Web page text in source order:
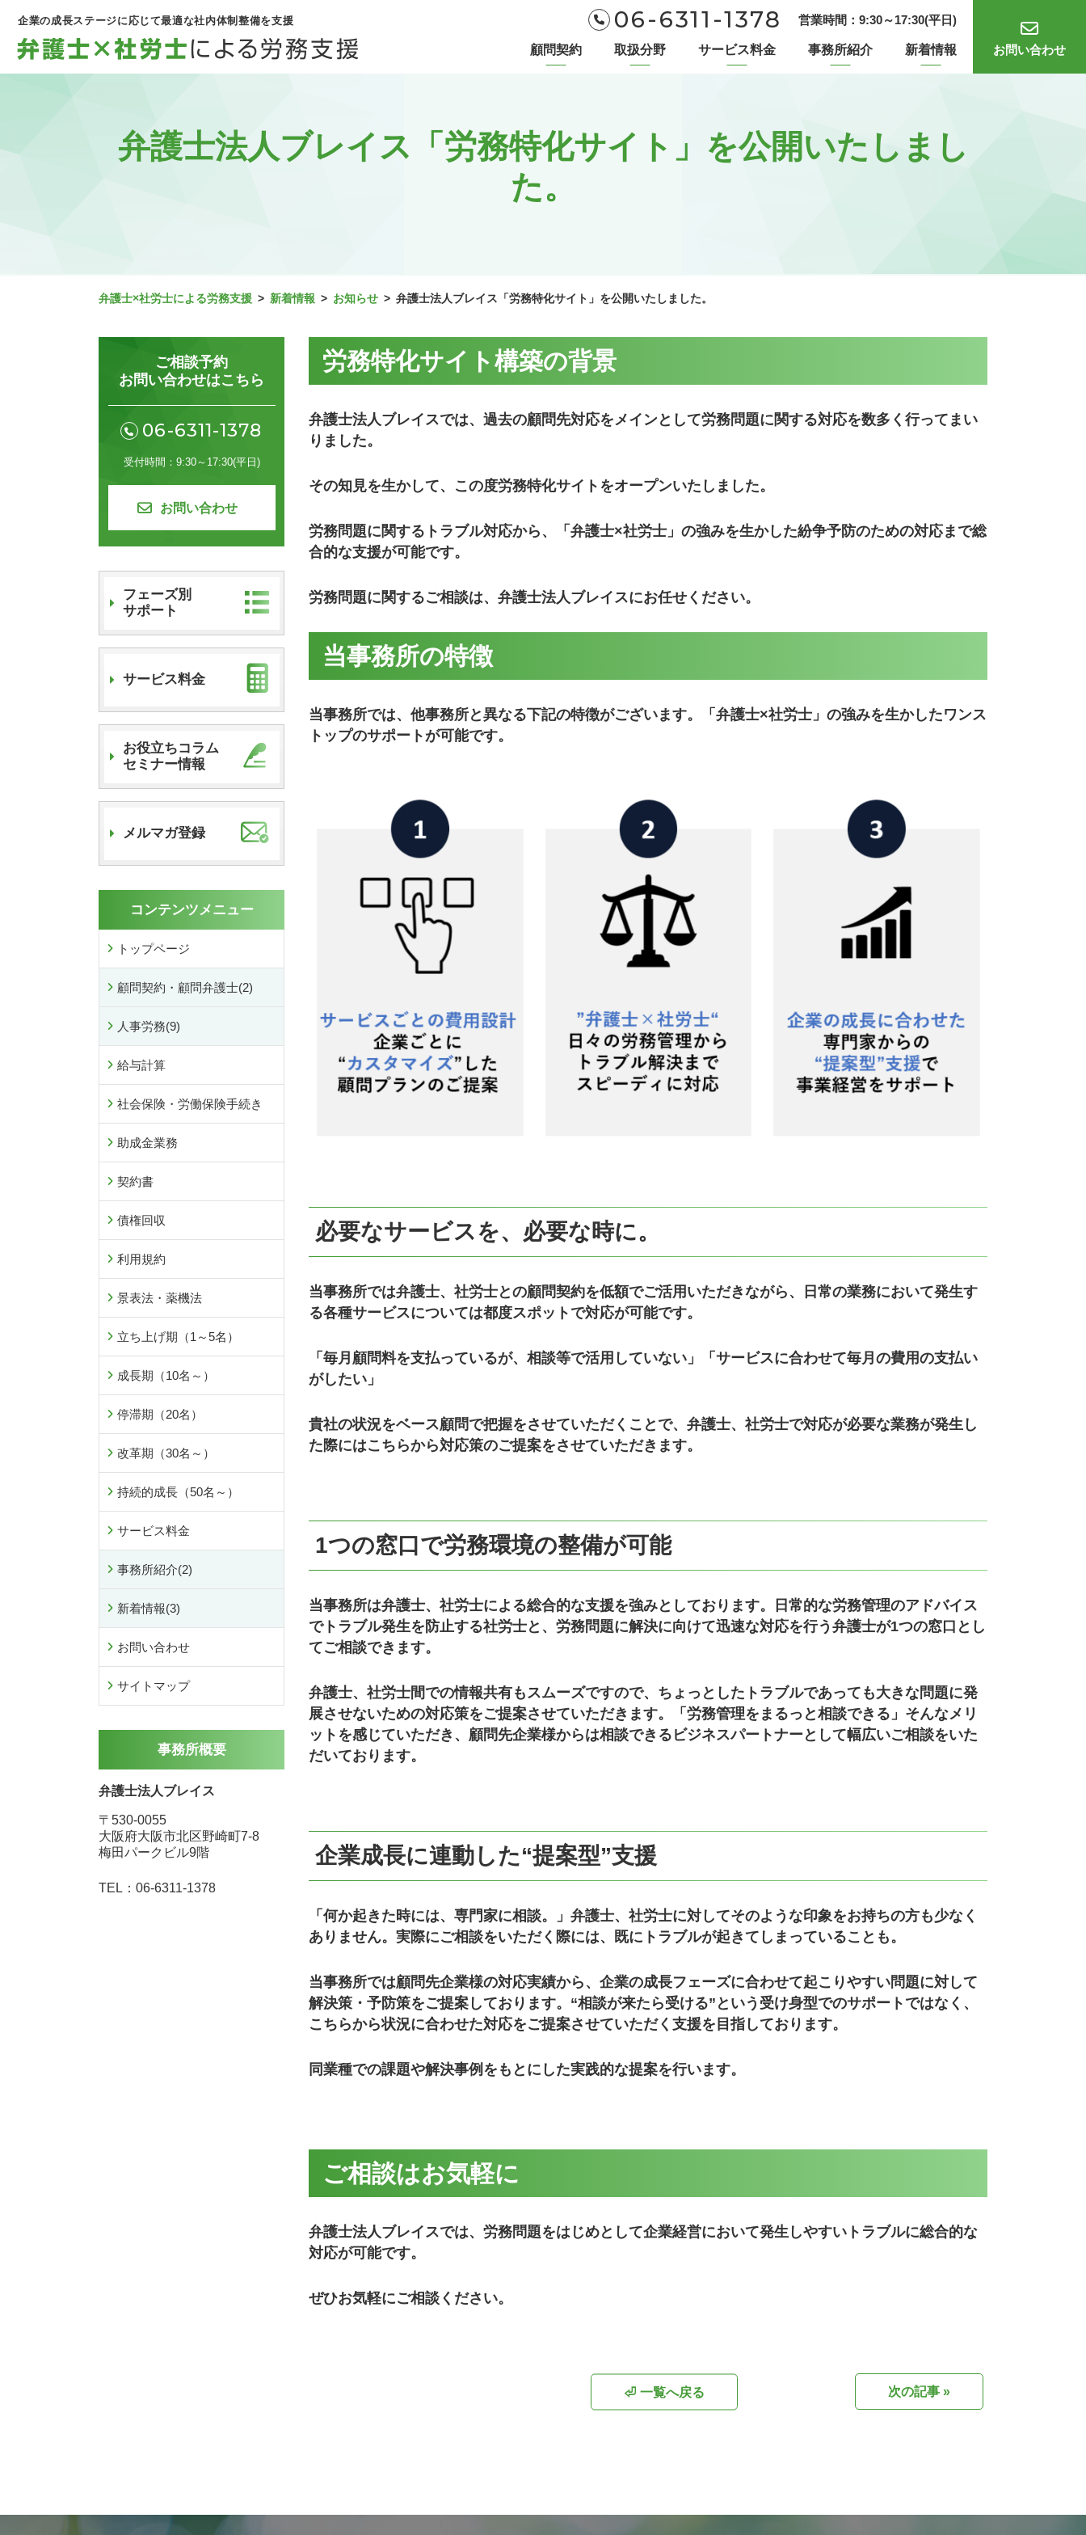
企業の成長ステージに応じて最適な社内体制整備を支援 06-6311-1378 9:30～17:30(平日)
顧問契約 取扱分野 サービス料金 事務所紹介 新着情報 お問い合わせ
弁護士法人ブレイス「労務特化サイト」を公開いたしまし
た。
弁護士×社労士による労務支援 > 新着情報 > お知らせ > 弁護士法人ブレイス「労務特化サイト」を公開いたしました。
労務特化サイト構築の背景
弁護士法人ブレイスでは、過去の顧問先対応をメインとして労務問題に関する対応を数多く行ってまい
りました。
その知見を生かして、この度労務特化サイトをオープンいたしました。
労務問題に関するトラブル対応から、「弁護士×社労士」の強みを生かした紛争予防のための対応まで総
合的な支援が可能です。
労務問題に関するご相談は、弁護士法人ブレイスにお任せください。
当事務所の特徴
当事務所では、他事務所と異なる下記の特徴がございます。「弁護士×社労士」の強みを生かしたワンス
トップのサポートが可能です。
必要なサービスを、必要な時に。
当事務所では弁護士、社労士との顧問契約を低額でご活用いただきながら、
日常の業務において発生す
る各種サービスについては都度スポットで対応が可能です。
「毎月顧問料を支払っているが、相談等で活用していない」
「サービスに合わせて毎月の費用の支払い
がしたい」
貴社の状況をベース顧問で把握をさせていただくことで、 弁護士、社労士で対応が必要な業務が発生し
た際にはこちらから対応策のご提案をさせていただきます。
1つの窓口で労務環境の整備が可能
当事務所は弁護士、社労士による総合的な支援を強みとしております。
日常的な労務管理のアドバイス
でトラブル発生を防止する社労士と、労務問題に解決に向けて迅速な対応を行う弁護士が1つの窓口とし
てご相談できます。
弁護士、社労士間での情報共有もスムーズですので、ちょっとしたトラブルであっても大きな問題に発
展させないための対応策をご提案させていただきます。「労務管理をまるっと相談できる」そんなメリ
ットを感じていただき、顧問先企業様からは相談できるビジネスパートナーとして幅広いご相談をいた
だいております。
企業成長に連動した“提案型”支援
「何か起きた時には、専門家に相談。」弁護士、社労士に対してそのような印象をお持ちの方も少なく
ありません。実際にご相談をいただく際には、既にトラブルが起きてしまっていることも。
当事務所では顧問先企業様の対応実績から、企業の成長フェーズに合わせて起こりやすい問題に対して
解決策・予防策をご提案しております。 “相談が来たら受ける”という受け身型でのサポートではなく、
こちらから状況に合わせた対応をご提案させていただく支援を目指しております。
同業種での課題や解決事例をもとにした実践的な提案を行います。
ご相談はお気軽に
弁護士法人ブレイスでは、労務問題をはじめとして企業経営において発生しやすいトラブルに総合的な
対応が可能です。
ぜひお気軽にご相談ください。
⏎ 一覧へ戻る 次の記事 »
ご相談予約
お問い合わせはこちら
06-6311-1378
9:30～17:30(平日)
お問い合わせ
フェーズ別
サポート
サービス料金
お役立ちコラム
セミナー情報
メルマガ登録
コンテンツメニュー
トップページ
顧問契約・顧問弁護士(2)
人事労務(9)
給与計算
社会保険・労働保険手続き
助成金業務
契約書
債権回収
利用規約
景表法・薬機法
立ち上げ期（1～5名）
成長期（10名～）
停滞期（20名）
改革期（30名～）
持続的成長（50名～）
サービス料金
事務所紹介(2)
新着情報(3)
お問い合わせ
サイトマップ
事務所概要
弁護士法人ブレイス
〒530-0055
大阪府大阪市北区野崎町7-8
梅田パークビル9階
06-6311-1378